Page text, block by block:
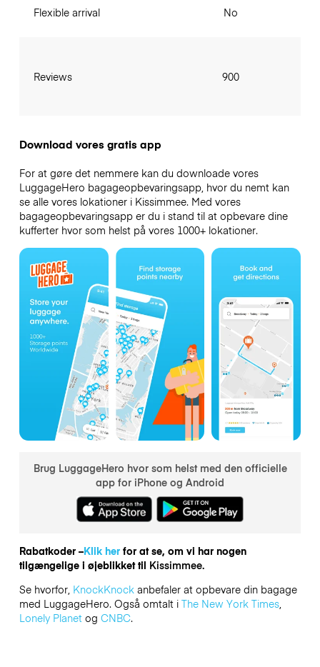
Flexible arrival
Reviews
No
900
Download vores gratis app
For at gøre det nemmere kan du downloade vores
LuggageHero bagageopbevaringsapp, hvor du nemt kan
se alle vores lokationer i Kissimmee. Med vores
bagageopbevaringsapp er du i stand til at opbevare dine
kufferter hvor som helst på vores 1000+ lokationer.
Brug LuggageHero hvor som helst med den officielle
app for iPhone og Android
Rabatkoder –Klik herfor at se, om vi har nogen
tilgængelige i øjeblikket til Kissimmee.
Se hvorfor, KnockKnockanbefaler at opbevare din bagage
med LuggageHero. Også omtalt i The New York Times,
Lonely Planetog CNBC.